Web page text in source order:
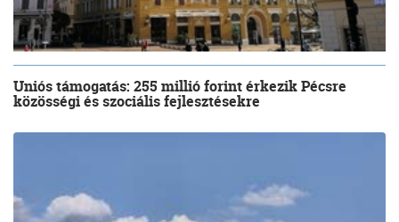
Uniós támogatás: 255 millió forint érkezik Pécsre
közösségi és szociális fejlesztésekre